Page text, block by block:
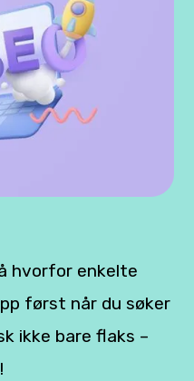
hvorfor enkelte
først når du søker
ikke bare flaks –